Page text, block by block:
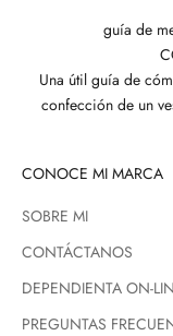
guía de
Una útil guía de
confección de un
CONOCE MI MARCA
SOBRE MI
CONTÁCTANOS
DEPENDIENTA ON-
PREGUNTAS